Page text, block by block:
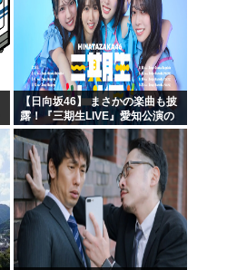
【日向坂46】 まさかの楽曲も披
露！『三期生LIVE』愛知公演の
レポがこちら